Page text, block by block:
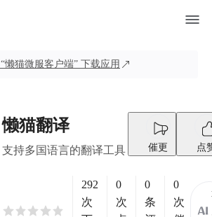
“懒猫微服客户端” 下载应用
懒猫翻译
支持多国语言的翻译工具 催更 点
292
次
0
次
0
条
0
次